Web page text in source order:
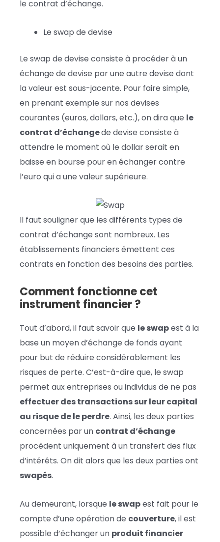
le contrat d’échange.
Le swap de devise
Le swap de devise consiste à procéder à un
échange de devise par une autre devise dont
la valeur est sous-jacente. Pour faire simple,
en prenant exemple sur nos devises
courantes (euros, dollars, etc.), on dira que le
contrat d’échangede devise consiste à
attendre le moment où le dollar serait en
baisse en bourse pour en échanger contre
l’euro qui a une valeur supérieure.
Il faut souligner que les différents types de
contrat d’échange sont nombreux. Les
établissements financiers émettent ces
contrats en fonction des besoins des parties.
Comment fonctionne cet
instrument financier ?
Tout d’abord, il faut savoir que le swapest à la
base un moyen d’échange de fonds ayant
pour but de réduire considérablement les
risques de perte. C’est-à-dire que, le swap
permet aux entreprises ou individus de ne pas
effectuer des transactions sur leur capital
au risque de le perdre. Ainsi, les deux parties
concernées par un contrat d’échange
procèdent uniquement à un transfert des flux
d’intérêts. On dit alors que les deux parties ont
swapés.
Au demeurant, lorsque le swapest fait pour le
compte d’une opération de couverture, il est
possible d’échanger un produit financier